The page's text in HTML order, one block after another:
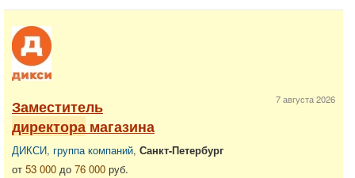
7 августа 2026
Заместитель
директора магазина
ДИКСИ, группа компаний, Санкт-Петербург
от 53 000 до 76 000 руб.